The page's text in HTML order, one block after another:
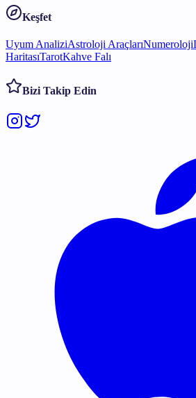
Keşfet
Uyum AnaliziAstroloji AraçlarıNumeroloji
HaritasıTarotKahve Falı
Bizi Takip Edin